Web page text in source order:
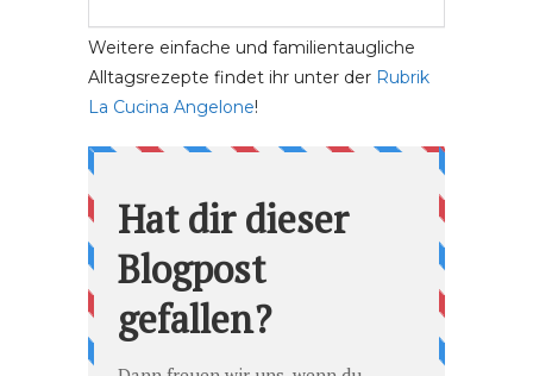
Weitere einfache und familientaugliche
Alltagsrezepte findet ihr unter der Rubrik
La Cucina Angelone!